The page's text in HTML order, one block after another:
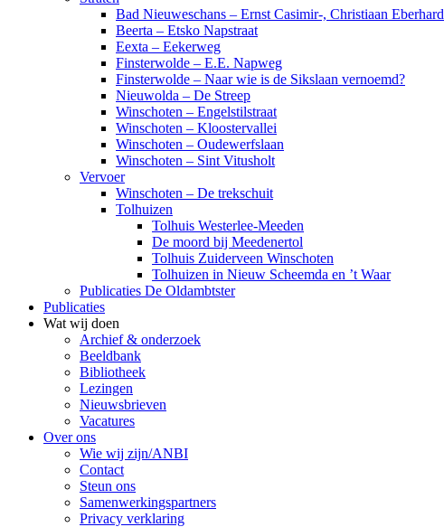
Bad Nieuweschans – Ernst Casimir-, Christiaan
Beerta – Etsko Napstraat
Eexta – Eekerweg
Finsterwolde – E.E. Napweg
Finsterwolde – Naar wie is de Sikslaan vernoemd?
Nieuwolda – De Streep
Winschoten – Engelstilstraat
Winschoten – Kloostervallei
Winschoten – Oudewerfslaan
Winschoten – Sint Vitusholt
Vervoer
Winschoten – De trekschuit
Tolhuizen
Tolhuis Westerlee-Meeden
De moord bij Meedenertol
Tolhuis Zuiderveen Winschoten
Tolhuizen in Nieuw Scheemda en ’t Waar
Publicaties De Oldambtster
Publicaties
Wat wij doen
Archief & onderzoek
Beeldbank
Bibliotheek
Lezingen
Nieuwsbrieven
Vacatures
Over ons
Wie wij zijn/ANBI
Contact
Steun ons
Samenwerkingspartners
Privacy verklaring